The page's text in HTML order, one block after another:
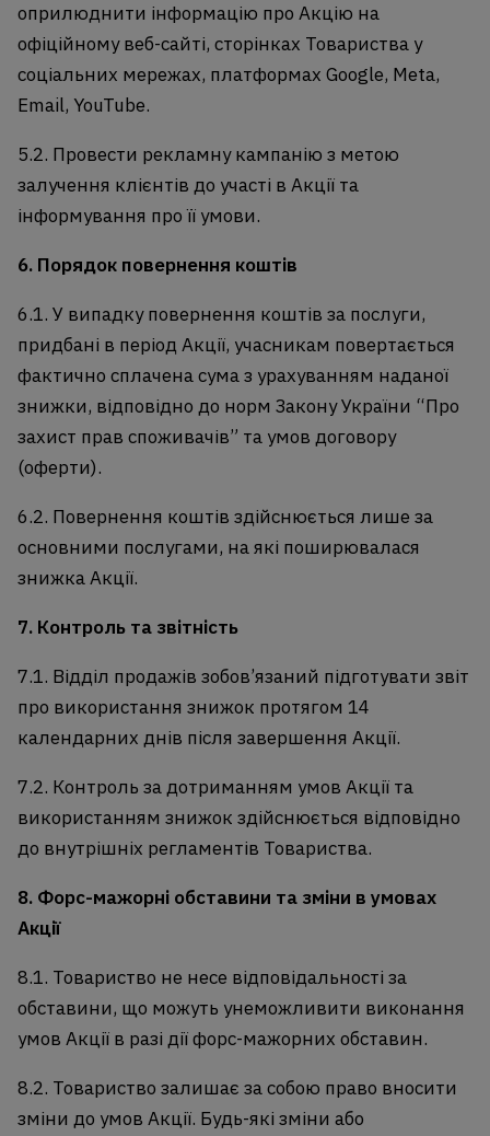
оприлюднити інформацію про Акцію на
офіційному веб-сайті, сторінках Товариства у
соціальних мережах, платформах Google, Meta,
Email, YouTube.
5.2. Провести рекламну кампанію з метою
залучення клієнтів до участі в Акції та
інформування про її умови.
6. Порядок повернення коштів
6.1. У випадку повернення коштів за послуги,
придбані в період Акції, учасникам повертається
фактично сплачена сума з урахуванням наданої
знижки, відповідно до норм Закону України “Про
захист прав споживачів” та умов договору
(оферти).
6.2. Повернення коштів здійснюється лише за
основними послугами, на які поширювалася
знижка Акції.
7. Контроль та звітність
7.1. Відділ продажів зобов’язаний підготувати звіт
про використання знижок протягом 14
календарних днів після завершення Акції.
7.2. Контроль за дотриманням умов Акції та
використанням знижок здійснюється відповідно
до внутрішніх регламентів Товариства.
8. Форс-мажорні обставини та зміни в умовах
Акції
8.1. Товариство не несе відповідальності за
обставини, що можуть унеможливити виконання
умов Акції в разі дії форс-мажорних обставин.
8.2. Товариство залишає за собою право вносити
зміни до умов Акції. Будь-які зміни або